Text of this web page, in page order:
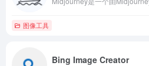
图像工具
Bing Image Creator